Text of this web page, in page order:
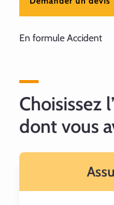
En formule Accident
Choisissez
dont vous